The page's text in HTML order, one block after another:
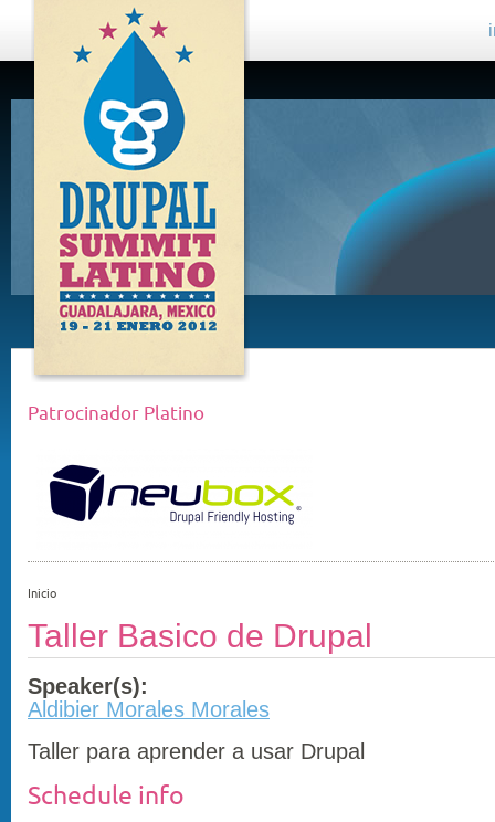
DRUPAL
SUMMIT
LATINO,
GUADALAJARA
2012
Patrocinador Platino
Inicio
Taller Basico de Drupal
Speaker(s):
Aldibier Morales Morales
Taller para aprender a usar Drupal
Schedule info